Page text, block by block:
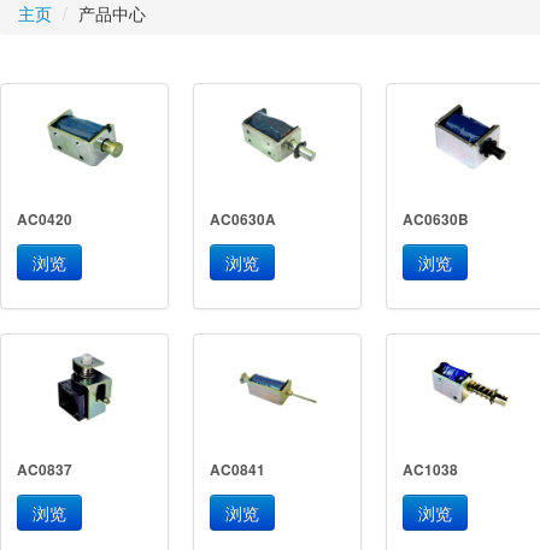
主页 / 产品中心
AC0420
浏览
AC0630A
浏览
AC0630B
浏览
AC0837
浏览
AC0841
浏览
AC1038
浏览